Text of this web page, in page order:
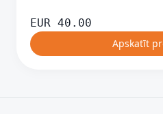
EUR 40.00
Apskatīt